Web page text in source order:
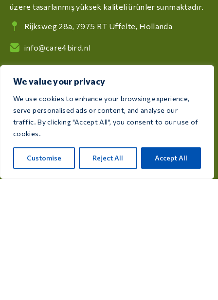
We value your privacy
We use cookies to enhance your browsing experience,
serve personalised ads or content, and analyse our
traffic. By clicking "Accept All", you consent to our use of
cookies.
Customise Reject All Accept All
üzere tasarlanmış yüksek kaliteli ürünler sunmaktadır.
Rijksweg 28a, 7975 RT Uffelte, Hollanda
info@care4bird.nl
Bilgi
Uçuş programları
İletişim